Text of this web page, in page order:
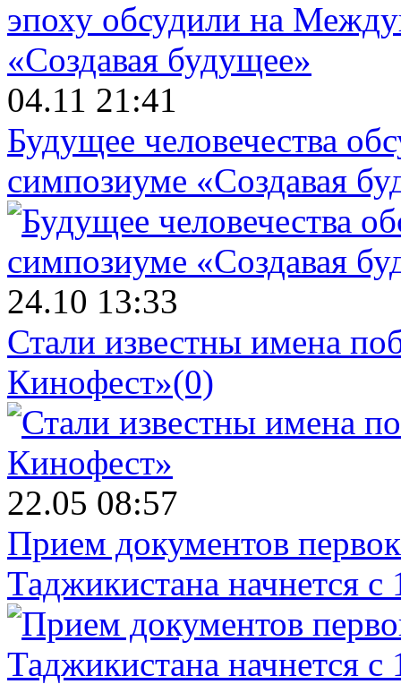
04.11 21:41
Будущее человечества
симпозиуме «Создавая
24.10 13:33
Стали известны имена
Кинофест»(0)
22.05 08:57
Прием документов
Таджикистана начнется с